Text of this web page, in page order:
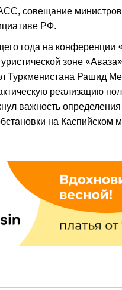
совещание министров
РФ.
года на
зоне
Туркменистана Рашид
реализацию
важность
на Каспийском